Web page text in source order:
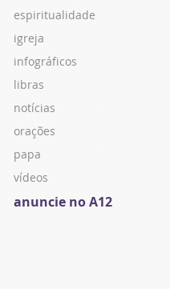
espiritualidade
igreja
infográficos
libras
notícias
orações
papa
vídeos
anuncie no A12